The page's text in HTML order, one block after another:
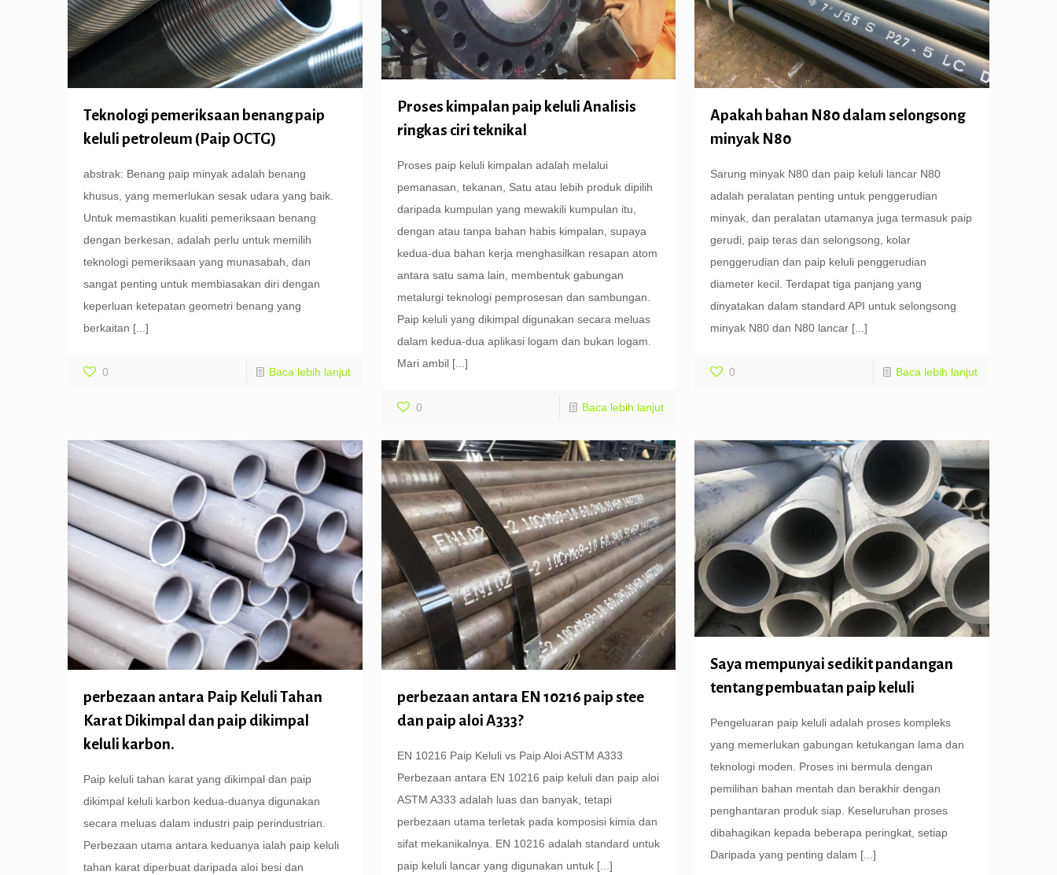
Teknologi pemeriksaan benang paip
keluli petroleum (Paip OCTG)
abstrak: Benang paip minyak adalah benang
khusus, yang memerlukan sesak udara yang baik.
Untuk memastikan kualiti pemeriksaan benang
dengan berkesan, adalah perlu untuk memilih
teknologi pemeriksaan yang munasabah, dan
sangat penting untuk membiasakan diri dengan
keperluan ketepatan geometri benang yang
berkaitan [...]
0 Baca lebih lanjut
Proses kimpalan paip keluli Analisis
ringkas ciri teknikal
Proses paip keluli kimpalan adalah melalui
pemanasan, tekanan, Satu atau lebih produk dipilih
daripada kumpulan yang mewakili kumpulan itu,
dengan atau tanpa bahan habis kimpalan, supaya
kedua-dua bahan kerja menghasilkan resapan atom
antara satu sama lain, membentuk gabungan
metalurgi teknologi pemprosesan dan sambungan.
Paip keluli yang dikimpal digunakan secara meluas
dalam kedua-dua aplikasi logam dan bukan logam.
Mari ambil[...]
0 Baca lebih lanjut
Apakah bahan N80 dalam selongsong
minyak N80
Sarung minyak N80 dan paip keluli lancar N80
adalah peralatan penting untuk penggerudian
minyak, dan peralatan utamanya juga termasuk paip
gerudi, paip teras dan selongsong, kolar
penggerudian dan paip keluli penggerudian
diameter kecil. Terdapat tiga panjang yang
dinyatakan dalam standard API untuk selongsong
minyak N80 dan N80 lancar [...]
0 Baca lebih lanjut
perbezaan antara Paip Keluli Tahan
Karat Dikimpal dan paip dikimpal
keluli karbon.
Paip keluli tahan karat yang dikimpal dan paip
dikimpal keluli karbon kedua-duanya digunakan
secara meluas dalam industri paip perindustrian.
Perbezaan utama antara keduanya ialah paip keluli
tahan karat diperbuat daripada aloi besi dan
perbezaan antara EN 10216 paip stee
dan paip aloi A333?
EN 10216 Paip Keluli vs Paip Aloi ASTM A333
Perbezaan antara EN 10216 paip keluli dan paip aloi
ASTM A333 adalah luas dan banyak, tetapi
perbezaan utama terletak pada komposisi kimia dan
sifat mekanikalnya. EN 10216 adalah standard untuk
paip keluli lancar yang digunakan untuk[...]
Saya mempunyai sedikit pandangan
tentang pembuatan paip keluli
Pengeluaran paip keluli adalah proses kompleks
yang memerlukan gabungan ketukangan lama dan
teknologi moden. Proses ini bermula dengan
pemilihan bahan mentah dan berakhir dengan
penghantaran produk siap. Keseluruhan proses
dibahagikan kepada beberapa peringkat, setiap
Daripada yang penting dalam [...]